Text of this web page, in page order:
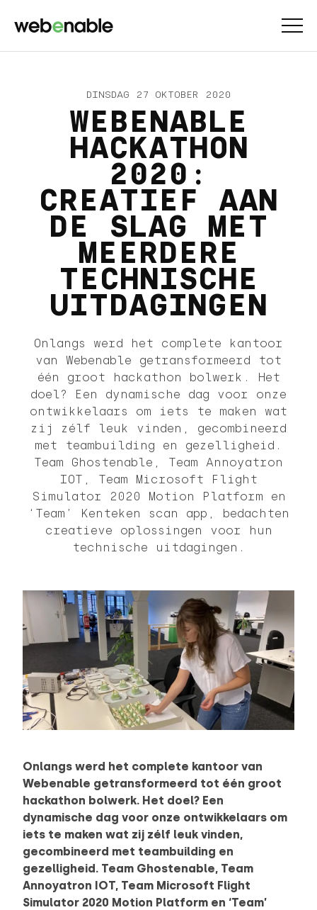
DINSDAG 27 OKTOBER 2020
WEBENABLE
HACKATHON
2020:
CREATIEF AAN
DE SLAG MET
MEERDERE
TECHNISCHE
UITDAGINGEN
Onlangs werd het complete kantoor
van Webenable getransformeerd tot
één groot hackathon bolwerk. Het
doel? Een dynamische dag voor onze
ontwikkelaars om iets te maken wat
zij zélf leuk vinden, gecombineerd
met teambuilding en gezelligheid.
Team Ghostenable, Team Annoyatron
IOT, Team Microsoft Flight
Simulator 2020 Motion Platform en
‘Team’ Kenteken scan app, bedachten
creatieve oplossingen voor hun
technische uitdagingen.
Onlangs werd het complete kantoor van
Webenable getransformeerd tot één groot
hackathon bolwerk. Het doel? Een
dynamische dag voor onze ontwikkelaars om
iets te maken wat zij zélf leuk vinden,
gecombineerd met teambuilding en
gezelligheid. Team Ghostenable, Team
Annoyatron IOT, Team Microsoft Flight
Simulator 2020 Motion Platform en ‘Team’